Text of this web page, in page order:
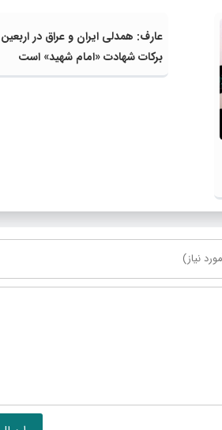
عارف: همدلی ایران و عراق در اربعین
برکات شهادت «امام شهید» است